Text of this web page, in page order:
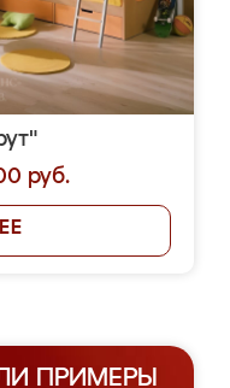
руб.
ПРИМЕРЫ